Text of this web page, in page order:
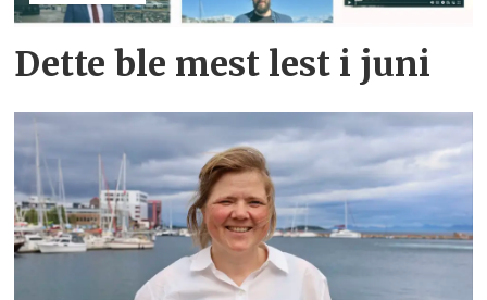
Dette ble mest lest i juni